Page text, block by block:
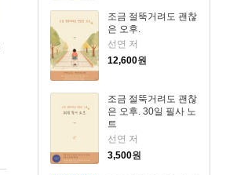
조금 절뚝거려도 괜찮
은 오후.
선연 저
12,600원
조금 절뚝거려도 괜찮
은 오후. 30일 필사 노
트
선연 저
3,500원